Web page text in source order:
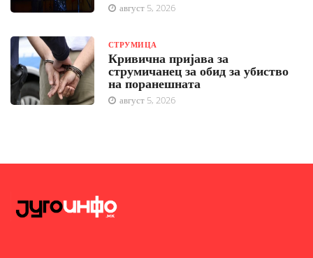
август 5, 2026
СТРУМИЦА
Кривична пријава за
струмичанец за обид за убиство
на поранешната
август 5, 2026